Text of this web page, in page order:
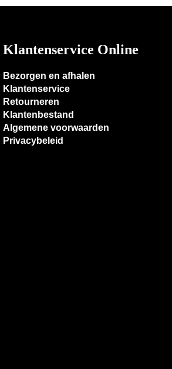
Klantenservice Online
Bezorgen en afhalen
Klantenservice
Retourneren
Klantenbestand
Algemene voorwaarden
Privacybeleid